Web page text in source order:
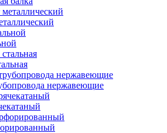
нержавеющие